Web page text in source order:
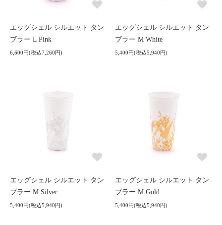
エッグシェル シルエット タン
ブラー L Pink
6,600円(税込7,260円)
エッグシェル シルエット タン
ブラー M White
5,400円(税込5,940円)
エッグシェル シルエット タン
ブラー M Silver
5,400円(税込5,940円)
エッグシェル シルエット タン
ブラー M Gold
5,400円(税込5,940円)